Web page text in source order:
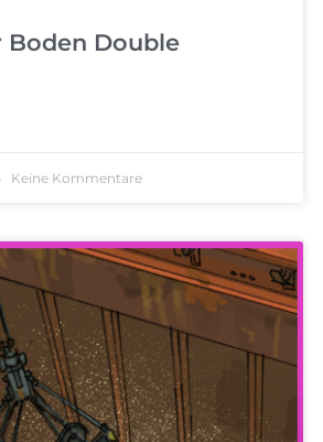
Boden Double
Keine Kommentare